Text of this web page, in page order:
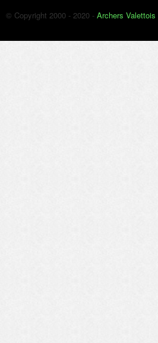
© Copyright 2000 - 2020 - Archers Valettois